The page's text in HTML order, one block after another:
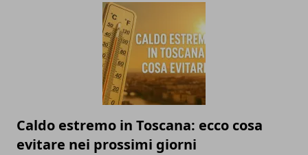
Caldo estremo in Toscana: ecco cosa
evitare nei prossimi giorni